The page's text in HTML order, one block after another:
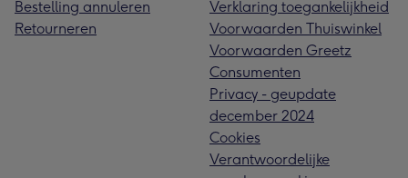
Bestelling annuleren
Retourneren
Verklaring toegankelijkheid
Voorwaarden Thuiswinkel
Voorwaarden Greetz
Consumenten
Privacy - geupdate
december 2024
Cookies
Verantwoordelijke